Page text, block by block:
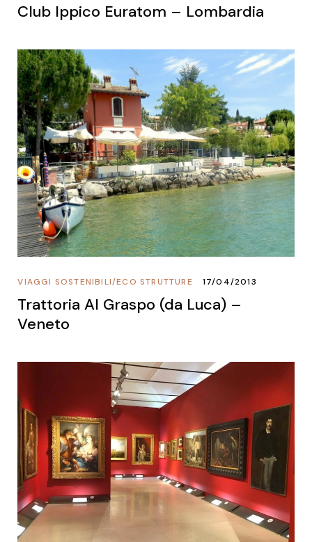
Club Ippico Euratom – Lombardia
ECO STRUTTURE
/
VIAGGI SOSTENIBILI 17/04/2013
Trattoria Al Graspo (da Luca) –
Veneto